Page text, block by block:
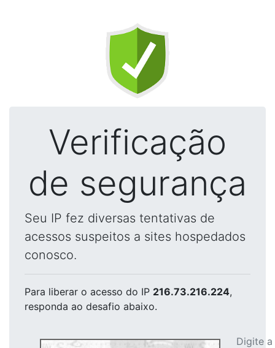
Verificação
de segurança
Seu IP fez diversas tentativas de
acessos suspeitos a sites hospedados
conosco.
Para liberar o acesso do IP 216.73.216.224,
responda ao desafio abaixo.
Digite